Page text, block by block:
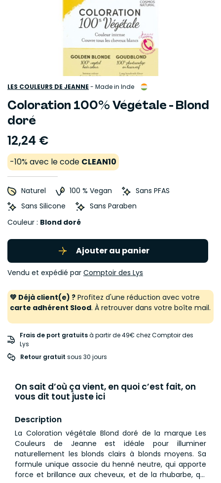
LES COULEURS DE JEANNE - Made in Inde
Coloration 100% Végétale - Blond
doré
12,24 €
-10% avec le code CLEAN10
Naturel 100 % Vegan
Sans PFAS
Sans Silicone
Sans Paraben
Couleur : Blond doré
Ajouter au panier
Vendu et expédié par Comptoir des Lys
💚 Déjà client(e) ? Profitez d'une réduction avec votre
carte adhérent Slood. À retrouver dans votre boîte mail.
Frais de port gratuitsà partir de 49€ chez Comptoir des
Lys
Retour gratuit sous 30 jours
On sait d’où ça vient, en quoi c’est fait, on
vous dit tout juste ici
Description
La Coloration végétale Blond doré de la marque Les
Couleurs de Jeanne est idéale pour illuminer
naturellement les blonds clairs à blonds moyens. Sa
formule unique associe du henné neutre, qui apporte
force et brillance aux cheveux, et de la rhubarbe, qui